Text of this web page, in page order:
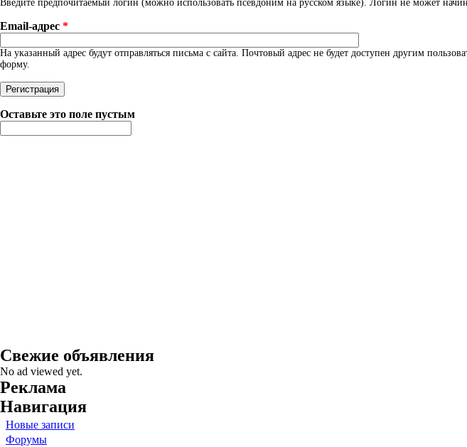
Введите предпочитаемый логин (можно использовать псевдоним на русском языке). Логин не может
Email-адрес *
На указанный адрес будут отправляться письма с сайта. Почтовый адрес не будет доступен другим
форму.
Оставьте это поле пустым
Свежие объявления
No ad viewed yet.
Реклама
Навигация
Новые записи
Форумы